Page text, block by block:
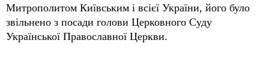
Митрополитом Київським і всієї України, його було
звільнено з посади голови Церковного Суду
Української Православної Церкви.